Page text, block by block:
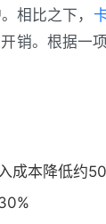
相比之下，
销。根据一
成本降低约